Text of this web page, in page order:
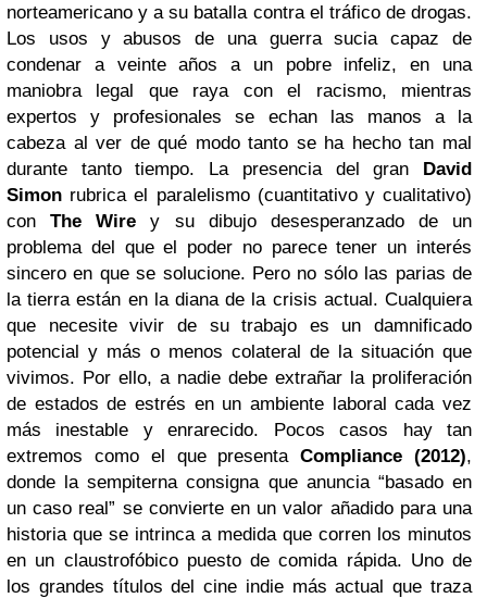
norteamericano y a su batalla contra el tráfico de drogas.
Los usos y abusos de una guerra sucia capaz de
condenar a veinte años a un pobre infeliz, en una
maniobra legal que raya con el racismo, mientras
expertos y profesionales se echan las manos a la
cabeza al ver de qué modo tanto se ha hecho tan mal
durante tanto tiempo. La presencia del gran David
Simon rubrica el paralelismo (cuantitativo y cualitativo)
conThe Wire y su dibujo desesperanzado de un
problema del que el poder no parece tener un interés
sincero en que se solucione. Pero no sólo las parias de
la tierra están en la diana de la crisis actual. Cualquiera
que necesite vivir de su trabajo es un damnificado
potencial y más o menos colateral de la situación que
vivimos. Por ello, a nadie debe extrañar la proliferación
de estados de estrés en un ambiente laboral cada vez
más inestable y enrarecido. Pocos casos hay tan
extremos como el que presentaCompliance (2012),
donde la sempiterna consigna que anuncia “basado en
un caso real” se convierte en un valor añadido para una
historia que se intrinca a medida que corren los minutos
en un claustrofóbico puesto de comida rápida. Uno de
los grandes títulos del cine indie más actual que traza